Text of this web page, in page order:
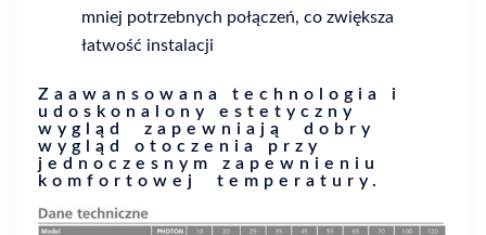
mniej potrzebnych połączeń, co zwiększa
łatwość instalacji
​Zaawansowana technologia i
udoskonalony estetyczny
wygląd zapewniają dobry
wygląd otoczenia przy
jednoczesnym zapewnieniu
komfortowej temperatury. ​